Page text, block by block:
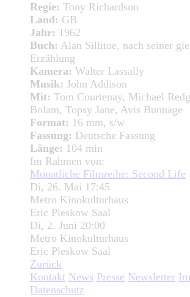
Regie: Tony Richardson
Land: GB
Jahr: 1962
Buch: Alan Sillitoe, nach seiner
Erzählung
Kamera: Walter Lassally
Musik: John Addison
Mit: Tom Courtenay, Michael
Bolam, Topsy Jane, Avis Bunnage
Format: 16 mm, s/w
Fassung: Deutsche Fassung
Länge: 104 min
Im Rahmen von:
Monatliche Filmreihe: Second Life
Di, 26. Mai 17:45
Metro Kinokulturhaus
Eric Pleskow Saal
Di, 2. Juni 20:00
Metro Kinokulturhaus
Eric Pleskow Saal
Zurück
Kontakt News Presse Newsletter
Datenschutz